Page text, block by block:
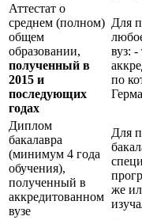
Аттестат о
среднем (полном)
общем
образовании,
полученный в
2015 и
последующих
годах
Для
вуз: -
по
Диплом
бакалавра
(минимум 4 года
обучения),
полученный в
аккредитованном
вузе
Для
же